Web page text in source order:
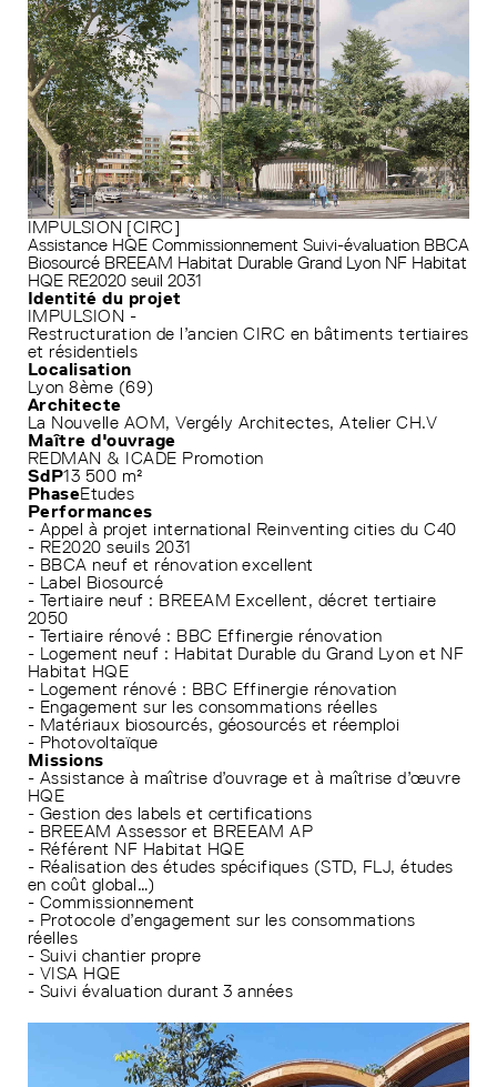
IMPULSION [CIRC]
Assistance HQE Commissionnement Suivi-évaluation BBCA
Biosourcé BREEAM Habitat Durable Grand Lyon NF Habitat
HQE RE2020 seuil 2031
Identité du projet
IMPULSION -
Restructuration de l’ancien CIRC en bâtiments tertiaires
et résidentiels
Localisation
Lyon 8ème (69)
Architecte
La Nouvelle AOM, Vergély Architectes, Atelier CH.V
Maître d'ouvrage
REDMAN & ICADE Promotion
SdP13 500 m²
PhaseEtudes
Performances
- Appel à projet international Reinventing cities du C40
- RE2020 seuils 2031
- BBCA neuf et rénovation excellent
- Label Biosourcé
- Tertiaire neuf : BREEAM Excellent, décret tertiaire
2050
- Tertiaire rénové : BBC Effinergie rénovation
- Logement neuf : Habitat Durable du Grand Lyon et NF
Habitat HQE
- Logement rénové : BBC Effinergie rénovation
- Engagement sur les consommations réelles
- Matériaux biosourcés, géosourcés et réemploi
- Photovoltaïque
Missions
- Assistance à maîtrise d’ouvrage et à maîtrise d’œuvre
HQE
- Gestion des labels et certifications
- BREEAM Assessor et BREEAM AP
- Référent NF Habitat HQE
- Réalisation des études spécifiques (STD, FLJ, études
en coût global…)
- Commissionnement
- Protocole d’engagement sur les consommations
réelles
- Suivi chantier propre
- VISA HQE
- Suivi évaluation durant 3 années